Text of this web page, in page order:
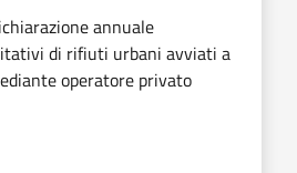
annuale
di rifiuti urbani avviati a
operatore privato